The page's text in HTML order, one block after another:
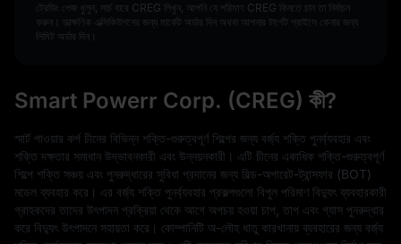
ট্রেডিং পেজ খুলুন, সার্চ বারে CREG লিখুন, আপনি যে পরিমাণ CREG কিনতে চান তা নির্বাচন
করুন। তাত্ক্ষণিক এক্সিকিউশনের জন্য মার্কেট অর্ডার দিন অথবা আপনার টার্গেট প্রাইসে কেনার জন্য
লিমিট অর্ডার দিন।
Smart Powerr Corp. (CREG) কী?
স্মার্ট পাওয়ার কর্প চীনের বিভিন্ন শক্তি-গুরুত্বপূর্ণ শিল্পের জন্য বর্জ্য শক্তি পুনর্ব্যবহার এবং
শক্তি দক্ষতার সমাধান উদ্ভাবনকারী এবং উন্নয়নকারী। এটি চীনের একাধিক শক্তি-গুরুত্বপূর্ণ
শিল্পে শক্তি সঞ্চয় এবং পুনরুদ্ধারের সুবিধা প্রদানের জন্য বিল্ড-অপারেট-ট্রান্সফার (BOT)
মডেল ব্যবহার করে। এর বর্জ্য শক্তি পুনর্ব্যবহার প্রকল্পগুলো বিপুল পরিমাণ বিদ্যুৎ ব্যবহারকারী
গ্রাহকদের তাদের উৎপাদন প্রক্রিয়া থেকে আগে অপচয় হওয়া চাপ, তাপ এবং গ্যাস পুনরুদ্ধার
করে বিদ্যুৎ উৎপাদনে সহায়তা করে। কোম্পানিটি অ-লৌহ ধাতু কারখানায় ব্যবহারের জন্য বর্জ্য